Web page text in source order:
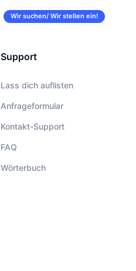
Wir suchen/ Wir stellen ein!
Support
Lass dich auflisten
Anfrageformular
Kontakt-Support
FAQ
Wörterbuch